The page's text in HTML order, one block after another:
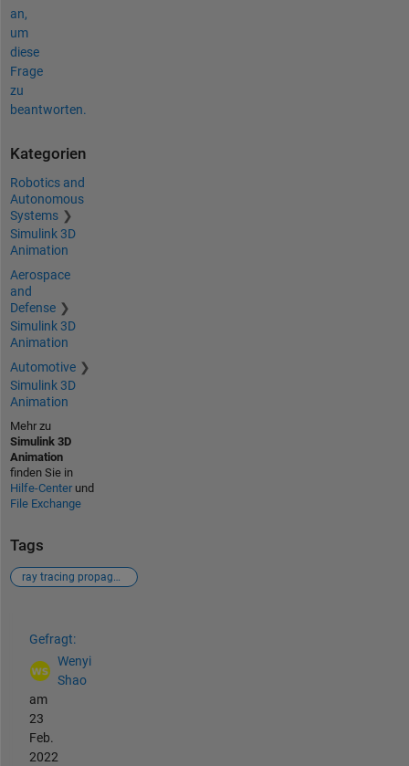
an,
um
diese
Frage
zu
beantworten.
Kategorien
Robotics and
Autonomous
Systems
Simulink 3D
Animation
Aerospace
and
Defense
Simulink 3D
Animation
Automotive
Simulink 3D
Animation
Mehr zu
Simulink 3D
Animation
finden Sie in
Hilfe-Centerund
File Exchange
Tags
ray tracing propagation model
Gefragt:
Wenyi
Shao
am
23
Feb.
2022